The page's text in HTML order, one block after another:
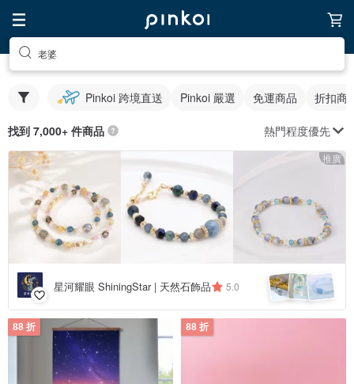
老婆
Pinkoi 跨境直送 Pinkoi 嚴選 免運商品 折扣商
找到 7,000+ 件商品 熱門程度優先
推廣
星河耀眼 ShiningStar | 天然石飾品 5.0
88 折 88 折